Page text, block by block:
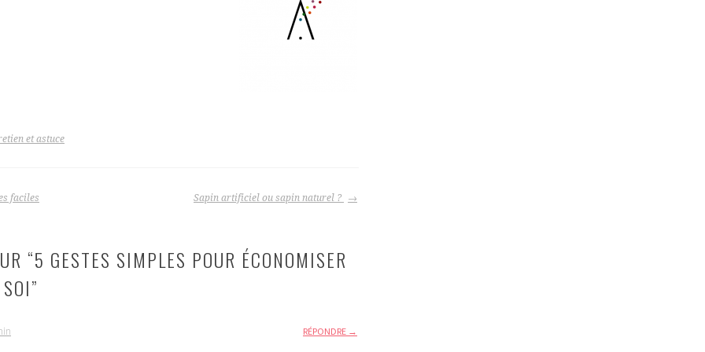
et astuce
faciles Sapin artificiel ou sapin naturel ?
“5 GESTES SIMPLES POUR ÉCONOMISER
”
RÉPONDRE